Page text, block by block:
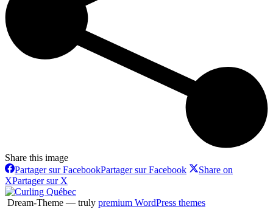
Share this image
Partager sur FacebookPartager sur Facebook
Share on
XPartager sur X
Dream-Theme — truly premium WordPress themes